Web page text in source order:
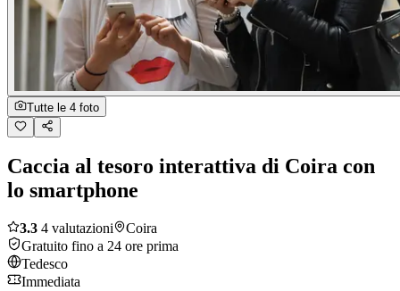
Tutte le 4 foto
Caccia al tesoro interattiva di Coira con
lo smartphone
3.3 4 valutazioni
Coira
Gratuito fino a 24 ore prima
Tedesco
Immediata